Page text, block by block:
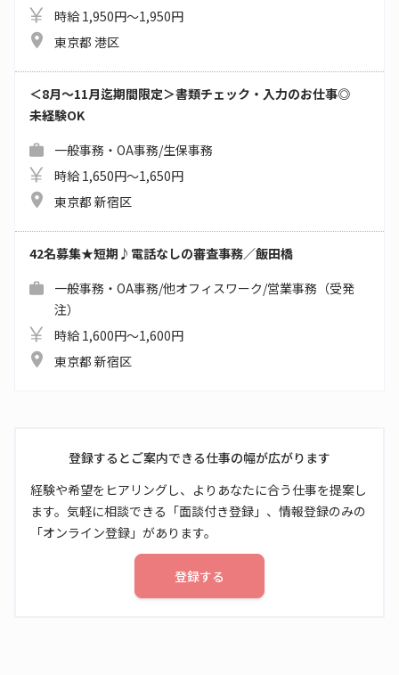
時給 1,950円～1,950円
東京都 港区
＜8月～11月迄期間限定＞書類チェック・入力のお仕事◎
未経験OK
一般事務・OA事務/生保事務
時給 1,650円～1,650円
東京都 新宿区
42名募集★短期♪電話なしの審査事務／飯田橋
一般事務・OA事務/他オフィスワーク/営業事務（受発
注）
時給 1,600円～1,600円
東京都 新宿区
登録するとご案内できる仕事の幅が広がります
経験や希望をヒアリングし、よりあなたに合う仕事を提案し
ます。気軽に相談できる「面談付き登録」、情報登録のみの
「オンライン登録」があります。
登録する